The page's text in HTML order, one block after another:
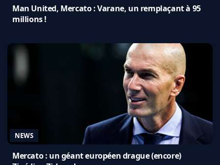
Man United, Mercato : Varane, un remplaçant à 95
millions !
NEWS
Mercato : un géant européen drague (encore)